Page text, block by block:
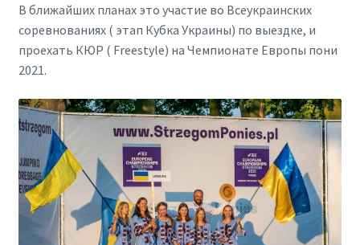
В ближайших планах это участие во Всеукраинских
соревнованиях ( этап Кубка Украины) по выездке, и
проехать КЮР ( Freestyle) на Чемпионате Европы пони
2021.